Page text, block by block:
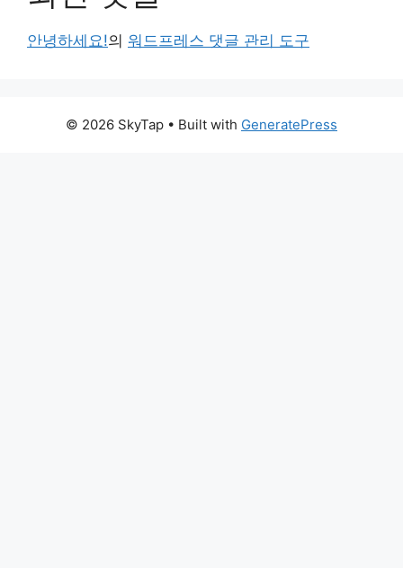
안녕하세요!의 워드프레스 댓글 관리 도구
© 2026 SkyTap • Built with GeneratePress